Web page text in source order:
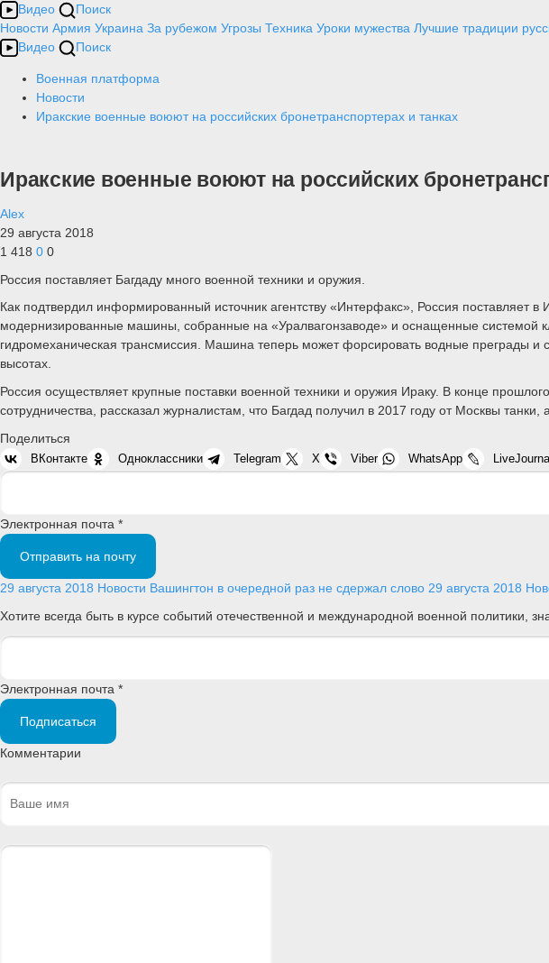
Видео
Поиск
Новости Армия Украина За рубежом Угрозы Техника Уроки мужества Лучшие традиции
Видео
Поиск
Военная платформа
Новости
Иракские военные воюют на российских бронетранспортерах и танках
Иракские военные воюют на российских
Alex
29 августа 2018
1 418 0 0
Россия поставляет Багдаду много военной техники и оружия.
Как подтвердил информированный источник агентству «Интерфакс», Россия
модернизированные машины, собранные на «Уралвагонзаводе» и оснащенные системой
гидромеханическая трансмиссия. Машина теперь может форсировать водные преграды
высотах.
Россия осуществляет крупные поставки военной техники и оружия Ираку. В конце
сотрудничества, рассказал журналистам, что Багдад получил в 2017 году от Москвы танки,
Поделиться
ВКонтакте Одноклассники Telegram X Viber WhatsApp LiveJournal
Электронная почта *
Отправить на почту
29 августа 2018 Новости Вашингтон в очередной раз не сдержал слово 29 августа 2018
Хотите всегда быть в курсе событий отечественной и международной военной
Электронная почта *
Подписаться
Комментарии